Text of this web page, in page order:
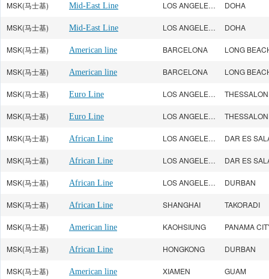
MSK(马士基) Mid-East Line LOS ANGELES CA DOHA
MSK(马士基) Mid-East Line LOS ANGELES CA DOHA
MSK(马士基) American line BARCELONA
MSK(马士基) American line BARCELONA
MSK(马士基) Euro Line LOS ANGELES CA
MSK(马士基) Euro Line LOS ANGELES CA
MSK(马士基) African Line LOS ANGELES CA
MSK(马士基) African Line LOS ANGELES CA
MSK(马士基) African Line LOS ANGELES CA DURBAN
MSK(马士基) African Line SHANGHAI TAKORADI
MSK(马士基) American line KAOHSIUNG PANAMA
MSK(马士基) African Line HONGKONG DURBAN
MSK(马士基) American line XIAMEN GUAM